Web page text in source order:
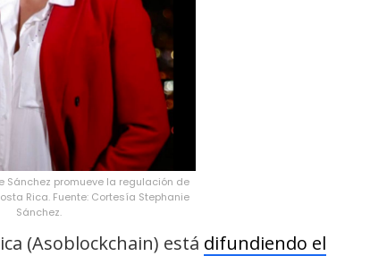
Sánchez promueve la regulación de
Rica. Fuente: Cortesía Stephanie
Sánchez.
(Asoblockchain) está difundiendo el